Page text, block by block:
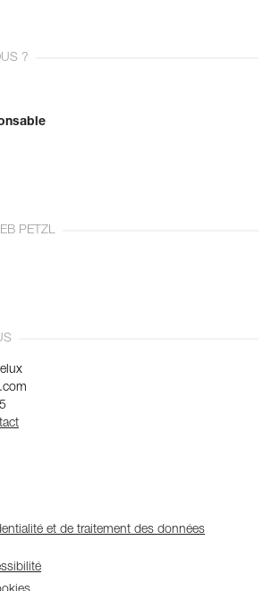
?
PETZL
et de traitement des données